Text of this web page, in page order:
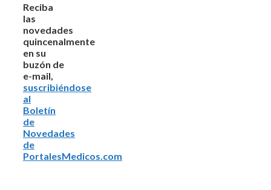
Reciba
las
novedades
quincenalmente
en su
buzón de
e-mail,
suscribiéndose
al
Boletín
de
Novedades
de
PortalesMedicos.com